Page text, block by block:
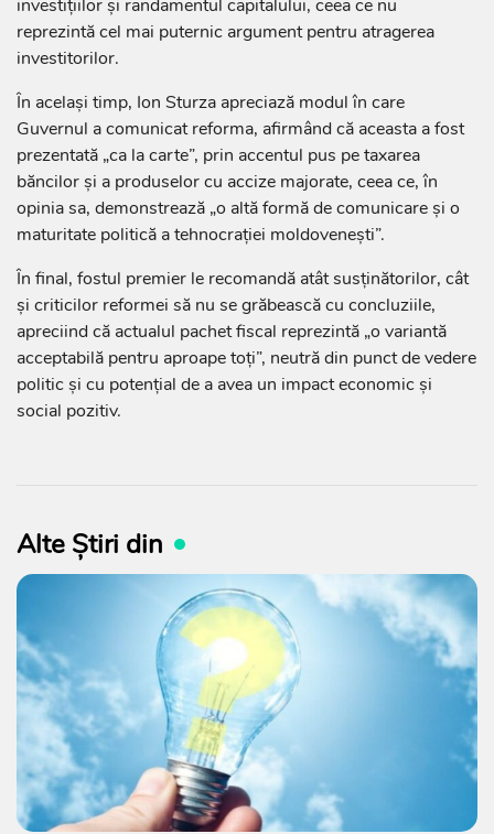
investițiilor și randamentul capitalului, ceea ce nu
reprezintă cel mai puternic argument pentru atragerea
investitorilor.
În același timp, Ion Sturza apreciază modul în care
Guvernul a comunicat reforma, afirmând că aceasta a fost
prezentată „ca la carte”, prin accentul pus pe taxarea
băncilor și a produselor cu accize majorate, ceea ce, în
opinia sa, demonstrează „o altă formă de comunicare și o
maturitate politică a tehnocrației moldovenești”.
În final, fostul premier le recomandă atât susținătorilor, cât
și criticilor reformei să nu se grăbească cu concluziile,
apreciind că actualul pachet fiscal reprezintă „o variantă
acceptabilă pentru aproape toți”, neutră din punct de vedere
politic și cu potențial de a avea un impact economic și
social pozitiv.
Alte Știri din